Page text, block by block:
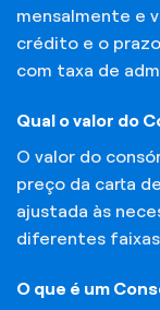
mensalmente e
crédito e o
com taxa de
Qual o valor do
O valor do
preço da carta
ajustada às
diferentes
O que é um